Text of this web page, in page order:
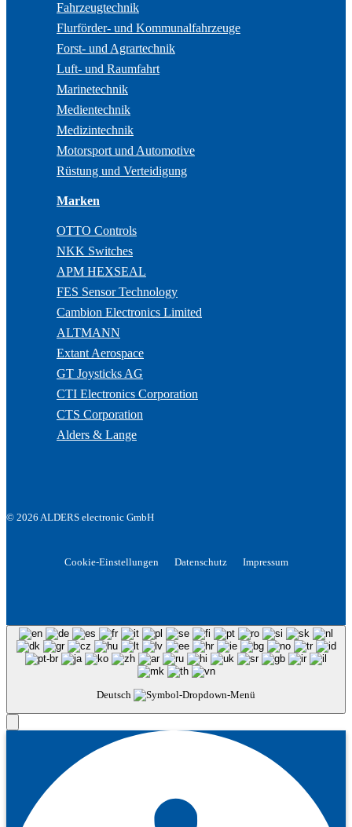
Fahrzeugtechnik
Flurförder- und Kommunalfahrzeuge
Forst- und Agrartechnik
Luft- und Raumfahrt
Marinetechnik
Medientechnik
Medizintechnik
Motorsport und Automotive
Rüstung und Verteidigung
Marken
OTTO Controls
NKK Switches
APM HEXSEAL
FES Sensor Technology
Cambion Electronics Limited
ALTMANN
Extant Aerospace
GT Joysticks AG
CTI Electronics Corporation
CTS Corporation
Alders & Lange
© 2026 ALDERS electronic GmbH
Cookie-Einstellungen Datenschutz Impressum
Deutsch